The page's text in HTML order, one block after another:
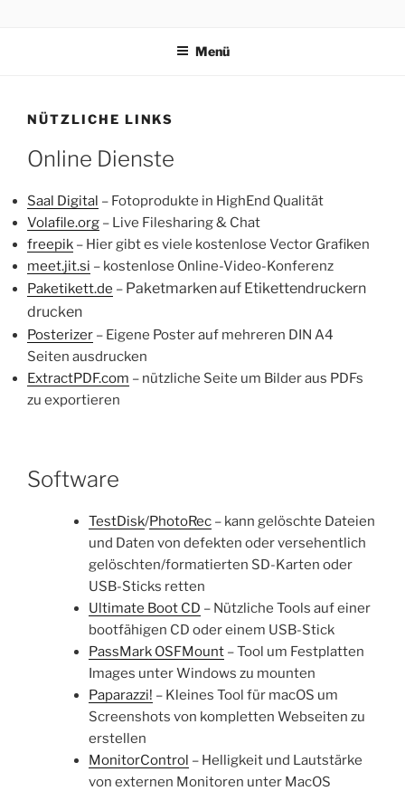
Menü
NÜTZLICHE LINKS
Online Dienste
Saal Digital – Fotoprodukte in HighEnd Qualität
Volafile.org – Live Filesharing & Chat
freepik – Hier gibt es viele kostenlose Vector Grafiken
meet.jit.si – kostenlose Online-Video-Konferenz
Paketikett.de – Paketmarken auf Etikettendruckern
drucken
Posterizer – Eigene Poster auf mehreren DIN A4
Seiten ausdrucken
ExtractPDF.com – nützliche Seite um Bilder aus PDFs
zu exportieren
Software
TestDisk/PhotoRec– kann gelöschte Dateien
und Daten von defekten oder versehentlich
gelöschten/formatierten SD-Karten oder
USB-Sticks retten
Ultimate Boot CD – Nützliche Tools auf einer
bootfähigen CD oder einem USB-Stick
PassMark OSFMount– Tool um Festplatten
Images unter Windows zu mounten
Paparazzi! – Kleines Tool für macOS um
Screenshots von kompletten Webseiten zu
erstellen
MonitorControl – Helligkeit und Lautstärke
von externen Monitoren unter MacOS